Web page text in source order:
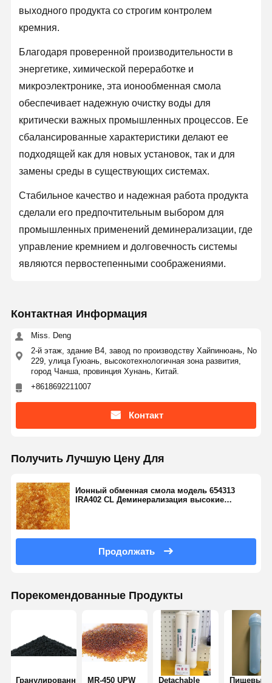
выходного продукта со строгим контролем
кремния.
Благодаря проверенной производительности в
энергетике, химической переработке и
микроэлектронике, эта ионообменная смола
обеспечивает надежную очистку воды для
критически важных промышленных процессов. Ее
сбалансированные характеристики делают ее
подходящей как для новых установок, так и для
замены среды в существующих системах.
Стабильное качество и надежная работа продукта
сделали его предпочтительным выбором для
промышленных применений деминерализации, где
управление кремнием и долговечность системы
являются первостепенными соображениями.
Контактная Информация
Miss. Deng
2-й этаж, здание В4, завод по производству Хайпинюань, No
229, улица Гуюань, высокотехнологичная зона развития,
город Чанша, провинция Хунань, Китай.
+8618692211007
Контакт
Получить Лучшую Цену Для
Ионный обменная смола модель 654313
IRA402 CL Деминерализация высокие
Продолжать
Порекомендованные Продукты
Гранулированный MR-450 UPW Detachable Пищевые